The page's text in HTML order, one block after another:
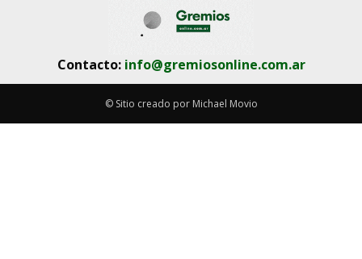
Contacto: info@gremiosonline.com.ar
© Sitio creado por Michael Movio